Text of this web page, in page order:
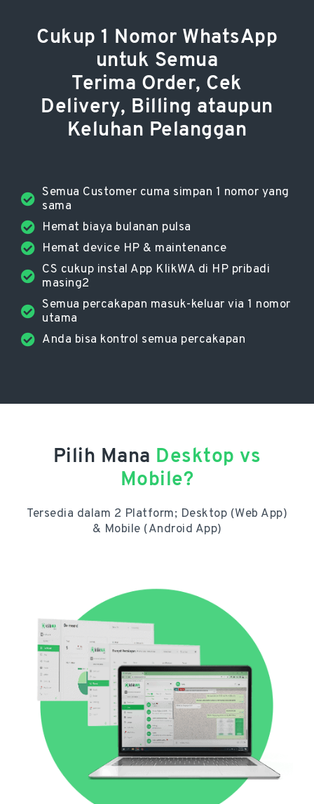
Cukup 1 Nomor WhatsApp
untuk Semua
Terima Order, Cek
Delivery, Billing ataupun
Keluhan Pelanggan
Semua Customer cuma simpan 1 nomor yang
sama
Hemat biaya bulanan pulsa
Hemat device HP & maintenance
CS cukup instal App KlikWA di HP pribadi
masing2
Semua percakapan masuk-keluar via 1 nomor
utama
Anda bisa kontrol semua percakapan
Pilih Mana Desktop vs
Mobile?
Tersedia dalam 2 Platform; Desktop (Web App)
& Mobile (Android App)